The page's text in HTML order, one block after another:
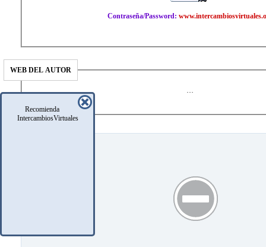
Recomienda
IntercambiosVirtuales
Contraseña/Password:
WEB DEL AUTOR
…